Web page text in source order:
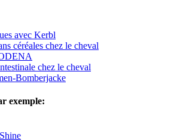
avec Kerbl
céréales chez le cheval
chez le cheval
Bomberjacke
exemple: